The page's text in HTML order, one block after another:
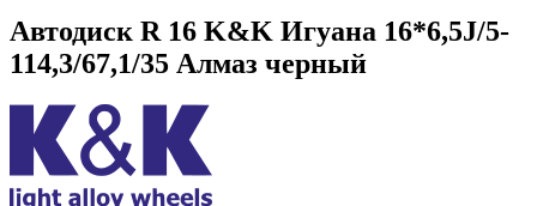
Автодиск R 16 K&K Игуана 16*6,5J/5-
114,3/67,1/35 Алмаз черный